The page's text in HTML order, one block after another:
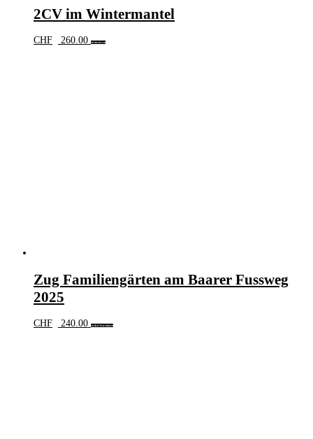
2CV im Wintermantel
CHF 260.00 Weiterlesen
Zug Familiengärten am Baarer Fussweg
2025
CHF 240.00 In den Warenkorb